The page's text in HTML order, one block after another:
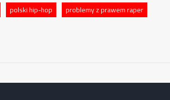
polski hip-hop
problemy z prawem raper